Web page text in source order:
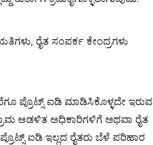
ರೈತ ಸಂಪರ್ಕ ಕೇಂದ್ರಗಳು
ಪ್ರೊಟ್ಸ್ ಐಡಿ ಮಾಡಿಸಿಕೊಳ್ಳದೇ ಇರುವ
ಆಡಳಿತ ಅಧಿಕಾರಿಗಳಿಗೆ ಅಥವಾ ರೈತ
ಐಡಿ ಇಲ್ಲದ ರೈತರು ಬೆಳೆ ಪರಿಹಾರ